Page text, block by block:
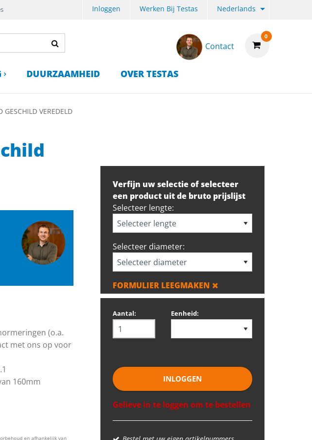
Inloggen Werken Bij Testas Nederlands
0
Contact
DUURZAAMHEID OVER TESTAS
VEREDELD
(o.a.
met ons op voor
160mm
en afhankelijk van
Verfijn uw selectie of selecteer
een product uit de bruto prijslijst
Selecteer lengte:
Selecteer diameter:
FORMULIER LEEGMAKEN
Aantal: Eenheid:
INLOGGEN
Gelieve in te loggen om te bestellen